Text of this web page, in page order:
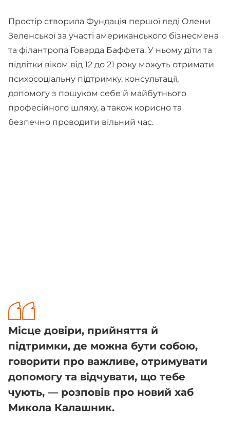
Простір створила Фундація першої леді Олени
Зеленської за участі американського бізнесмена
та філантропа Говарда Баффета. У ньому діти та
підлітки віком від 12 до 21 року можуть отримати
психосоціальну підтримку, консультації,
допомогу з пошуком себе й майбутнього
професійного шляху, а також корисно та
безпечно проводити вільний час.
Місце довіри, прийняття й
підтримки, де можна бути собою,
говорити про важливе, отримувати
допомогу та відчувати, що тебе
чують, — розповів про новий хаб
Микола Калашник.